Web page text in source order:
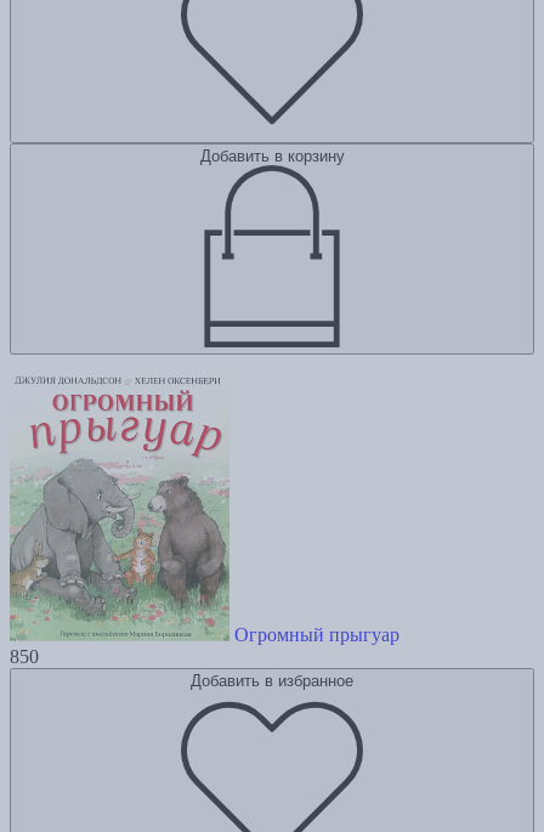
Добавить в корзину
Огромный прыгуар
850
Добавить в избранное